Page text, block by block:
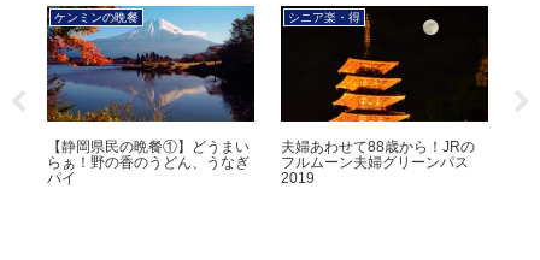
ケンミンの晩餐
【静岡県民の晩餐①】どうまい
らぁ！野の香のうどん、うなぎ
パイ
シニア楽・得
夫婦あわせて88歳から！JRの
フルムーン夫婦グリーンパス
2019